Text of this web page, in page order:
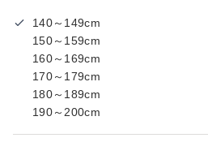
140～149cm
150～159cm
160～169cm
170～179cm
180～189cm
190～200cm